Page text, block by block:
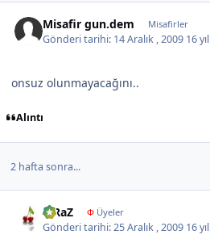
Misafir gun.dem Misafirler
Gönderi tarihi: 14 Aralık , 2009 16 yıl
onsuz olunmayacağını..
Alıntı
2 hafta sonra...
KiRaZ ΦÜyeler
Gönderi tarihi:25 Aralık , 2009 16 yıl